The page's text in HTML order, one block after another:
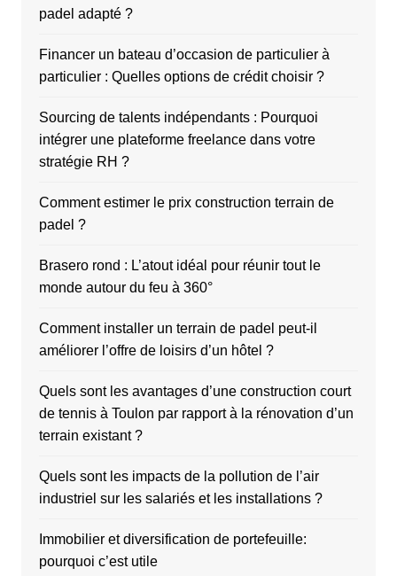
padel adapté ?
Financer un bateau d’occasion de particulier à
particulier : Quelles options de crédit choisir ?
Sourcing de talents indépendants : Pourquoi
intégrer une plateforme freelance dans votre
stratégie RH ?
Comment estimer le prix construction terrain de
padel ?
Brasero rond : L’atout idéal pour réunir tout le
monde autour du feu à 360°
Comment installer un terrain de padel peut-il
améliorer l’offre de loisirs d’un hôtel ?
Quels sont les avantages d’une construction court
de tennis à Toulon par rapport à la rénovation d’un
terrain existant ?
Quels sont les impacts de la pollution de l’air
industriel sur les salariés et les installations ?
Immobilier et diversification de portefeuille:
pourquoi c’est utile